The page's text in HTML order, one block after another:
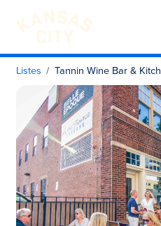
Visiter KC
Skip to content
Listes Tannin Wine Bar &